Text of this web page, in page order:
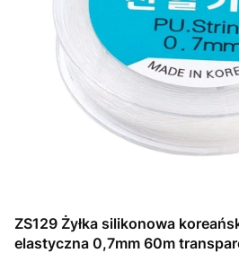
ZS129 Żyłka silikonowa
elastyczna 0,7mm 60m